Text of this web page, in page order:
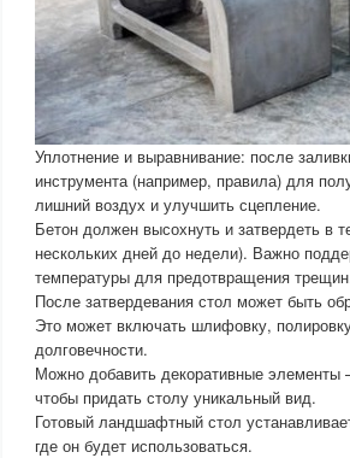
Уплотнение и выравнивание: после
инструмента (например, правила) для
лишний воздух и улучшить сцепление.
Бетон должен высохнуть и затвердеть в
нескольких дней до недели). Важно
температуры для предотвращения
После затвердевания стол может быть
Это может включать шлифовку,
долговечности.
Можно добавить декоративные
чтобы придать столу уникальный вид.
Готовый ландшафтный стол
где он будет использоваться.